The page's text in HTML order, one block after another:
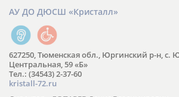
АУ ДО ДЮСШ «Кристалл»
627250, Тюменская обл., Юргинский р-н, с.
Центральная, 59 «Б»
Тел.: (34543) 2-37-60
kristall-72.ru